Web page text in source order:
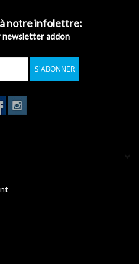
notre infolettre:
newsletter addon
S'ABONNER